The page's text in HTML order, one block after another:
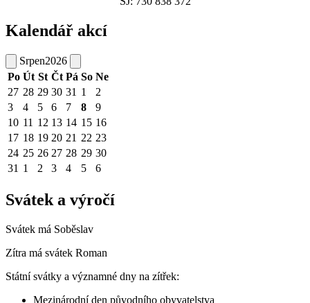
Kalendář akcí
Srpen2026
Po Út St Čt Pá So Ne
27 28 29 30 31 1
2
3
4 5 6 7 8
9
10 11 12 13 14 15 16
17 18 19 20 21 22 23
24 25 26 27 28 29 30
31 1 2 3 4 5 6
Svátek a výročí
Svátek má Soběslav
Zítra má svátek Roman
Státní svátky a významné dny na zítřek:
Mezinárodní den původního obyvatelstva